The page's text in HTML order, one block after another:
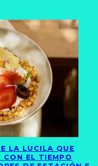
LA LUCILA QUE
CON EL TIEMPO